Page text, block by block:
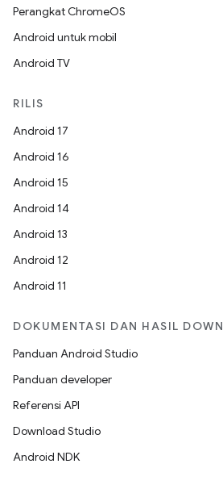
Perangkat ChromeOS
Android untuk mobil
Android TV
RILIS
Android 17
Android 16
Android 15
Android 14
Android 13
Android 12
Android 11
DOKUMENTASI DAN HASIL
Panduan Android Studio
Panduan developer
Referensi API
Download Studio
Android NDK